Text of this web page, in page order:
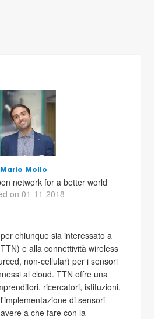
Mario Mollo
network for a better world
on 01-11-2018
chiunque sia interessato a
e alla connettività wireless
non-cellular) per i sensori
al cloud. TTN offre una
ricercatori, istituzioni,
di sensori
a che fare con la